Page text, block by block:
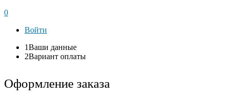
0
Войти
1Ваши данные
2Вариант оплаты
Оформление заказа